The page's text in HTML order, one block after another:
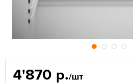
4'870 р./шт